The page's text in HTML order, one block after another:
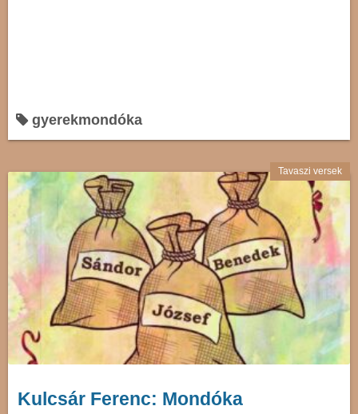
gyerekmondóka
Tavaszi versek
Kulcsár Ferenc: Mondóka